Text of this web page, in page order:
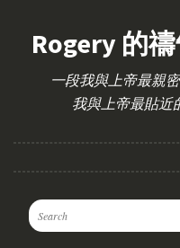
Rogery 的
一段我與上帝最親
我與上帝最貼近